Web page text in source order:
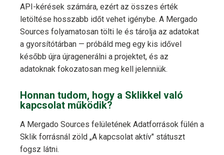
API-kérések számára, ezért az összes érték
letöltése hosszabb időt vehet igénybe. A Mergado
Sources folyamatosan tölti le és tárolja az adatokat
a gyorsítótárban — próbáld meg egy kis idővel
később újra újragenerálni a projektet, és az
adatoknak fokozatosan meg kell jelenniük.
Honnan tudom, hogy a Sklikkel való
kapcsolat működik?
A Mergado Sources felületének Adatforrások fülén a
Sklik forrásnál zöld „A kapcsolat aktív" státuszt
fogsz látni.